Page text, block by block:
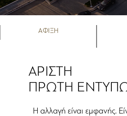
ΑΦΙΞΗ
ΑΡΙΣΤΗ
ΠΡΩΤΗ
Η αλλαγή είναι εμφανής.